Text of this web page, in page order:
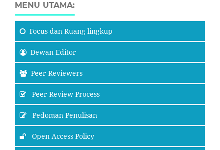
MENU UTAMA:
Focus dan Ruang lingkup
Dewan Editor
Peer Reviewers
Peer Review Process
Pedoman Penulisan
Open Access Policy